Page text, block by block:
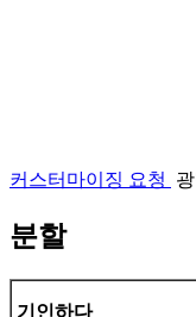
커스터마이징 요청
분할
기인하다